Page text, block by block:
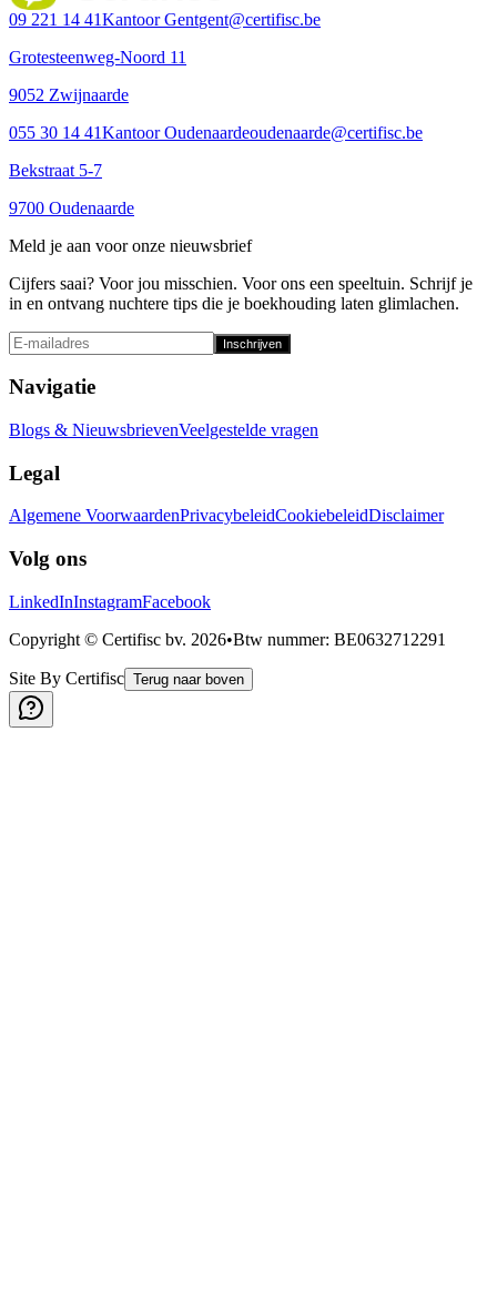
09 221 14 41Kantoor Gentgent@certifisc.be
Grotesteenweg-Noord 11
9052 Zwijnaarde
055 30 14 41Kantoor Oudenaardeoudenaarde@certifisc.be
Bekstraat 5-7
9700 Oudenaarde
Meld je aan voor onze nieuwsbrief
Cijfers saai? Voor jou misschien. Voor ons een speeltuin. Schrijf je
in en ontvang nuchtere tips die je boekhouding laten glimlachen.
Inschrijven
Navigatie
Blogs & NieuwsbrievenVeelgestelde vragen
Legal
Algemene VoorwaardenPrivacybeleidCookiebeleidDisclaimer
Volg ons
LinkedInInstagramFacebook
Copyright © Certifisc bv. 2026•Btw nummer: BE0632712291
Site By Certifisc Terug naar boven